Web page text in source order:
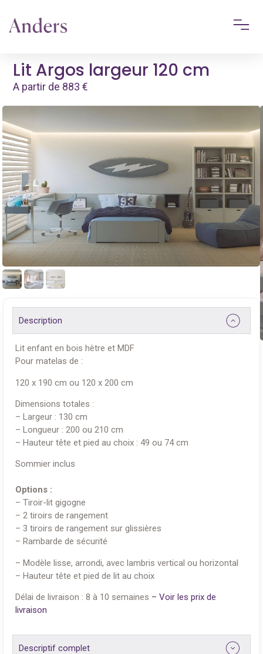
Lit Argos largeur 120 cm
A partir de 883€
Description
Lit enfant en bois hètre et MDF
Pour matelas de :
120 x 190 cm ou 120 x 200 cm
Dimensions totales :
– Largeur : 130 cm
– Longueur : 200 ou 210 cm
– Hauteur tête et pied au choix : 49 ou 74 cm
Sommier inclus
Options :
– Tiroir-lit gigogne
– 2 tiroirs de rangement
– 3 tiroirs de rangement sur glissières
– Rambarde de sécurité
– Modèle lisse, arrondi, avec lambris vertical ou horizontal
– Hauteur tête et pied de lit au choix
Délai de livraison : 8 à 10 semaines – Voir les prix de
livraison
Descriptif complet